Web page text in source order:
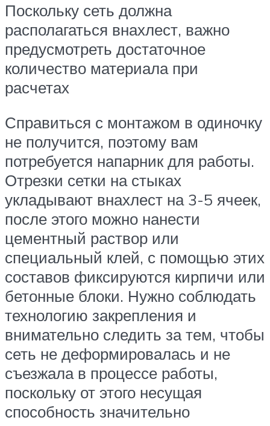
Поскольку сеть должна
располагаться внахлест, важно
предусмотреть достаточное
количество материала при
расчетах
Справиться с монтажом в одиночку
не получится, поэтому вам
потребуется напарник для работы.
Отрезки сетки на стыках
укладывают внахлест на 3-5 ячеек,
после этого можно нанести
цементный раствор или
специальный клей, с помощью этих
составов фиксируются кирпичи или
бетонные блоки. Нужно соблюдать
технологию закрепления и
внимательно следить за тем, чтобы
сеть не деформировалась и не
съезжала в процессе работы,
поскольку от этого несущая
способность значительно